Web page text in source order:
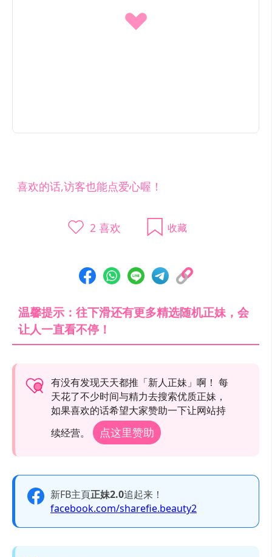
喜欢的话,访客也能点爱心喔！
2喜欢 收藏
温馨提示：往下滑还有更多精选随机正妹，会
让人一直看不停！
有没有发现天天都推「新人正妹」啊！ 每
天花了不少时间与精力去搜索优质正妹，
如果喜欢的话希望大家赞助一下让网站持
续经营。
点这里赞助
新FB主頁正妹2.0追起来！
facebook.com/sharefie.beauty2